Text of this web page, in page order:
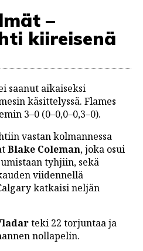
–
kiireisenä
saanut aikaiseksi
käsittelyssä. Flames
3–0 (0–0,0–0,3–0).
vastan kolmannessa
Blake Coleman, joka osui
tyhjiin, sekä
viidennellä
katkaisi neljän
teki 22 torjuntaa ja
nollapelin.
Veikkausliiga